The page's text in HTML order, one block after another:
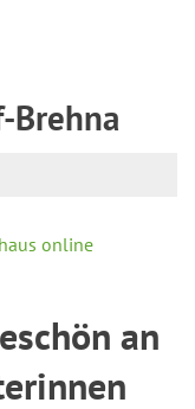
Brehna
online
an